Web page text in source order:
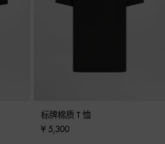
标牌棉质 T 恤
¥ 5,300